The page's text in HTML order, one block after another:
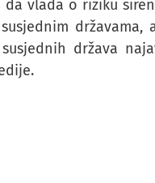
vlada o riziku
država